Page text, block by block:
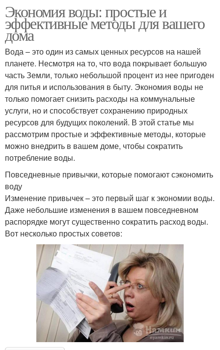
Экономия воды: простые и
эффективные методы для вашего
дома
Вода – это один из самых ценных ресурсов на нашей
планете. Несмотря на то, что вода покрывает большую
часть Земли, только небольшой процент из нее пригоден
для питья и использования в быту. Экономия воды не
только помогает снизить расходы на коммунальные
услуги, но и способствует сохранению природных
ресурсов для будущих поколений. В этой статье мы
рассмотрим простые и эффективные методы, которые
можно внедрить в вашем доме, чтобы сократить
потребление воды.
Повседневные привычки, которые помогают сэкономить
воду
Изменение привычек – это первый шаг к экономии воды.
Даже небольшие изменения в вашем повседневном
распорядке могут существенно сократить расход воды.
Вот несколько простых советов: